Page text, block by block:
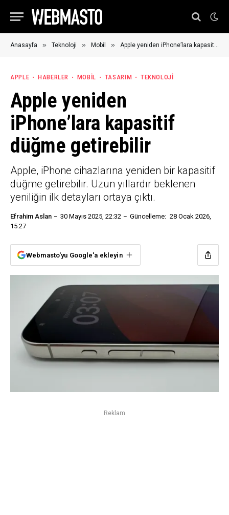
Anasayfa » Teknoloji » Mobil » Apple yeniden iPhone’lara kapasitif düğme getirebilir
APPLE HABERLER MOBIL TASARIM TEKNOLOJI
Apple yeniden
iPhone’lara kapasitif
düğme getirebilir
Apple, iPhone cihazlarına yeniden bir kapasitif
düğme getirebilir. Uzun yıllardır beklenen
yeniliğin ilk detayları ortaya çıktı.
Efrahim Aslan 30 Mayıs 2025, 22:32 Güncelleme: 28 Ocak 2026,
15:27
Webmasto'yu Google'a ekleyin
Reklam